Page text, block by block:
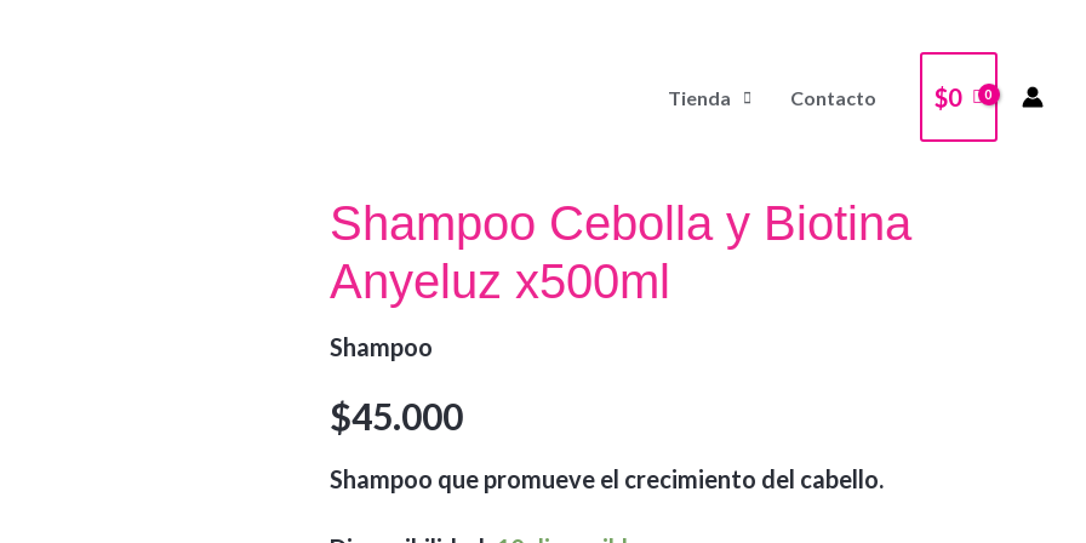
Tienda Contacto $0
Shampoo Cebolla y Biotina
Anyeluz x500ml
Shampoo
$45.000
Shampoo que promueve el crecimiento del cabello.